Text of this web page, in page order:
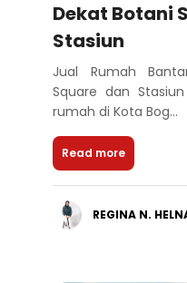
Dekat Botani
Stasiun
Jual Rumah
Square dan
rumah di Kota Bog...
Read more
REGINA N.